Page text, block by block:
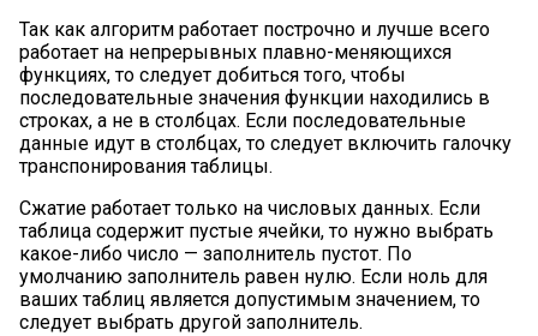
Так как алгоритм работает построчно и лучше всего
работает на непрерывных плавно-меняющихся
функциях, то следует добиться того, чтобы
последовательные значения функции находились в
строках, а не в столбцах. Если последовательные
данные идут в столбцах, то следует включить галочку
транспонирования таблицы.
Сжатие работает только на числовых данных. Если
таблица содержит пустые ячейки, то нужно выбрать
какое-либо число — заполнитель пустот. По
умолчанию заполнитель равен нулю. Если ноль для
ваших таблиц является допустимым значением, то
следует выбрать другой заполнитель.